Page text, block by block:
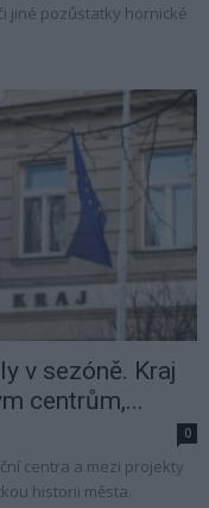
jiné pozůstatky hornické
v sezóně. Kraj
centrům,...
0
centra a mezi projekty
historii města.